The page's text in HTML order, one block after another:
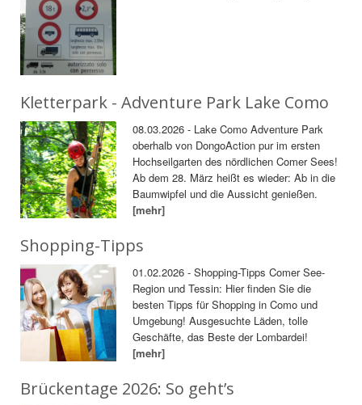
Kletterpark - Adventure Park Lake Como
08.03.2026 - Lake Como Adventure Park
oberhalb von DongoAction pur im ersten
Hochseilgarten des nördlichen Comer Sees!
Ab dem 28. März heißt es wieder: Ab in die
Baumwipfel und die Aussicht genießen.
[mehr]
Shopping-Tipps
01.02.2026 - Shopping-Tipps Comer See-
Region und Tessin: Hier finden Sie die
besten Tipps für Shopping in Como und
Umgebung! Ausgesuchte Läden, tolle
Geschäfte, das Beste der Lombardei!
[mehr]
Brückentage 2026: So geht’s